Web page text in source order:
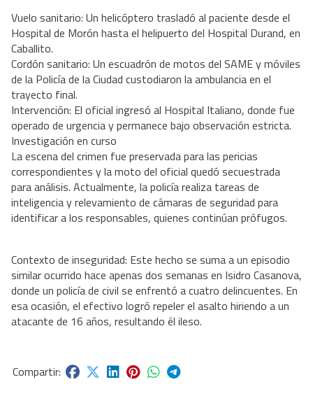
Vuelo sanitario: Un helicóptero trasladó al paciente desde el
Hospital de Morón hasta el helipuerto del Hospital Durand, en
Caballito.
Cordón sanitario: Un escuadrón de motos del SAME y móviles
de la Policía de la Ciudad custodiaron la ambulancia en el
trayecto final.
Intervención: El oficial ingresó al Hospital Italiano, donde fue
operado de urgencia y permanece bajo observación estricta.
Investigación en curso
La escena del crimen fue preservada para las pericias
correspondientes y la moto del oficial quedó secuestrada
para análisis. Actualmente, la policía realiza tareas de
inteligencia y relevamiento de cámaras de seguridad para
identificar a los responsables, quienes continúan prófugos.
Contexto de inseguridad: Este hecho se suma a un episodio
similar ocurrido hace apenas dos semanas en Isidro Casanova,
donde un policía de civil se enfrentó a cuatro delincuentes. En
esa ocasión, el efectivo logró repeler el asalto hiriendo a un
atacante de 16 años, resultando él ileso.